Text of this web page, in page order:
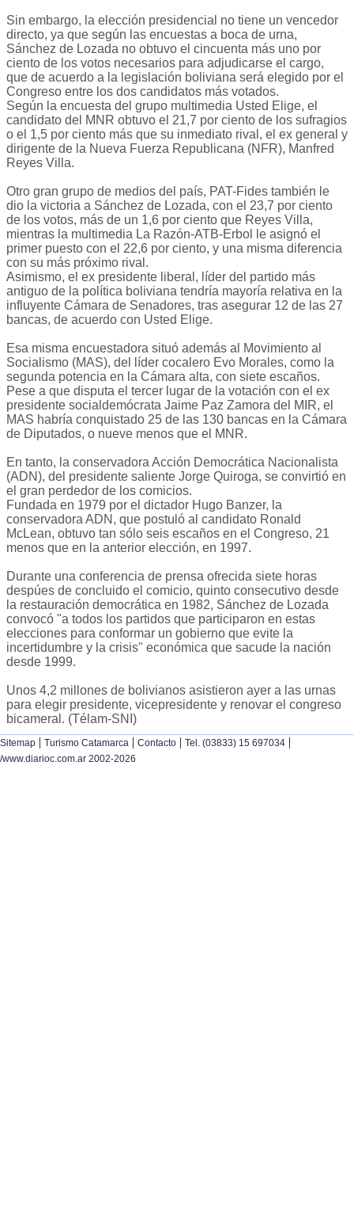
Sin embargo, la elección presidencial no tiene un vencedor
directo, ya que según las encuestas a boca de urna,
Sánchez de Lozada no obtuvo el cincuenta más uno por
ciento de los votos necesarios para adjudicarse el cargo,
que de acuerdo a la legislación boliviana será elegido por el
Congreso entre los dos candidatos más votados.
Según la encuesta del grupo multimedia Usted Elige, el
candidato del MNR obtuvo el 21,7 por ciento de los sufragios
o el 1,5 por ciento más que su inmediato rival, el ex general y
dirigente de la Nueva Fuerza Republicana (NFR), Manfred
Reyes Villa.
Otro gran grupo de medios del país, PAT-Fides también le
dio la victoria a Sánchez de Lozada, con el 23,7 por ciento
de los votos, más de un 1,6 por ciento que Reyes Villa,
mientras la multimedia La Razón-ATB-Erbol le asignó el
primer puesto con el 22,6 por ciento, y una misma diferencia
con su más próximo rival.
Asimismo, el ex presidente liberal, líder del partido más
antiguo de la política boliviana tendría mayoría relativa en la
influyente Cámara de Senadores, tras asegurar 12 de las 27
bancas, de acuerdo con Usted Elige.
Esa misma encuestadora situó además al Movimiento al
Socialismo (MAS), del líder cocalero Evo Morales, como la
segunda potencia en la Cámara alta, con siete escaños.
Pese a que disputa el tercer lugar de la votación con el ex
presidente socialdemócrata Jaime Paz Zamora del MIR, el
MAS habría conquistado 25 de las 130 bancas en la Cámara
de Diputados, o nueve menos que el MNR.
En tanto, la conservadora Acción Democrática Nacionalista
(ADN), del presidente saliente Jorge Quiroga, se convirtió en
el gran perdedor de los comicios.
Fundada en 1979 por el dictador Hugo Banzer, la
conservadora ADN, que postuló al candidato Ronald
McLean, obtuvo tan sólo seis escaños en el Congreso, 21
menos que en la anterior elección, en 1997.
Durante una conferencia de prensa ofrecida siete horas
despúes de concluido el comicio, quinto consecutivo desde
la restauración democrática en 1982, Sánchez de Lozada
convocó "a todos los partidos que participaron en estas
elecciones para conformar un gobierno que evite la
incertidumbre y la crisis" económica que sacude la nación
desde 1999.
Unos 4,2 millones de bolivianos asistieron ayer a las urnas
para elegir presidente, vicepresidente y renovar el congreso
bicameral. (Télam-SNI)
Sitemap | Turismo Catamarca | Contacto | Tel. (03833) 15 697034 |
/www.diarioc.com.ar 2002-2026